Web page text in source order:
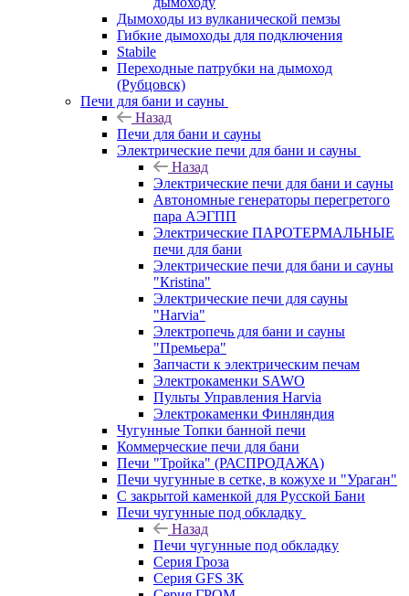
Дымоходы из вулканической пемзы
Гибкие дымоходы для подключения
Stabile
Переходные патрубки на дымоход
(Рубцовск)
Печи для бани и сауны
Назад
Печи для бани и сауны
Электрические печи для бани и сауны
Назад
Электрические печи для бани и сауны
Автономные генераторы перегретого
пара АЭГПП
Электрические ПАРОТЕРМАЛЬНЫЕ
печи для бани
Электрические печи для бани и сауны
"Кristina"
Электрические печи для сауны
"Harvia"
Электропечь для бани и сауны
"Премьера"
Запчасти к электрическим печам
Электрокаменки SAWO
Пульты Управления Harvia
Электрокаменки Финляндия
Чугунные Топки банной печи
Коммерческие печи для бани
Печи "Тройка" (РАСПРОДАЖА)
Печи чугунные в сетке, в кожухе и "Ураган"
С закрытой каменкой для Русской Бани
Печи чугунные под обкладку
Назад
Печи чугунные под обкладку
Серия Гроза
Серия GFS ЗК